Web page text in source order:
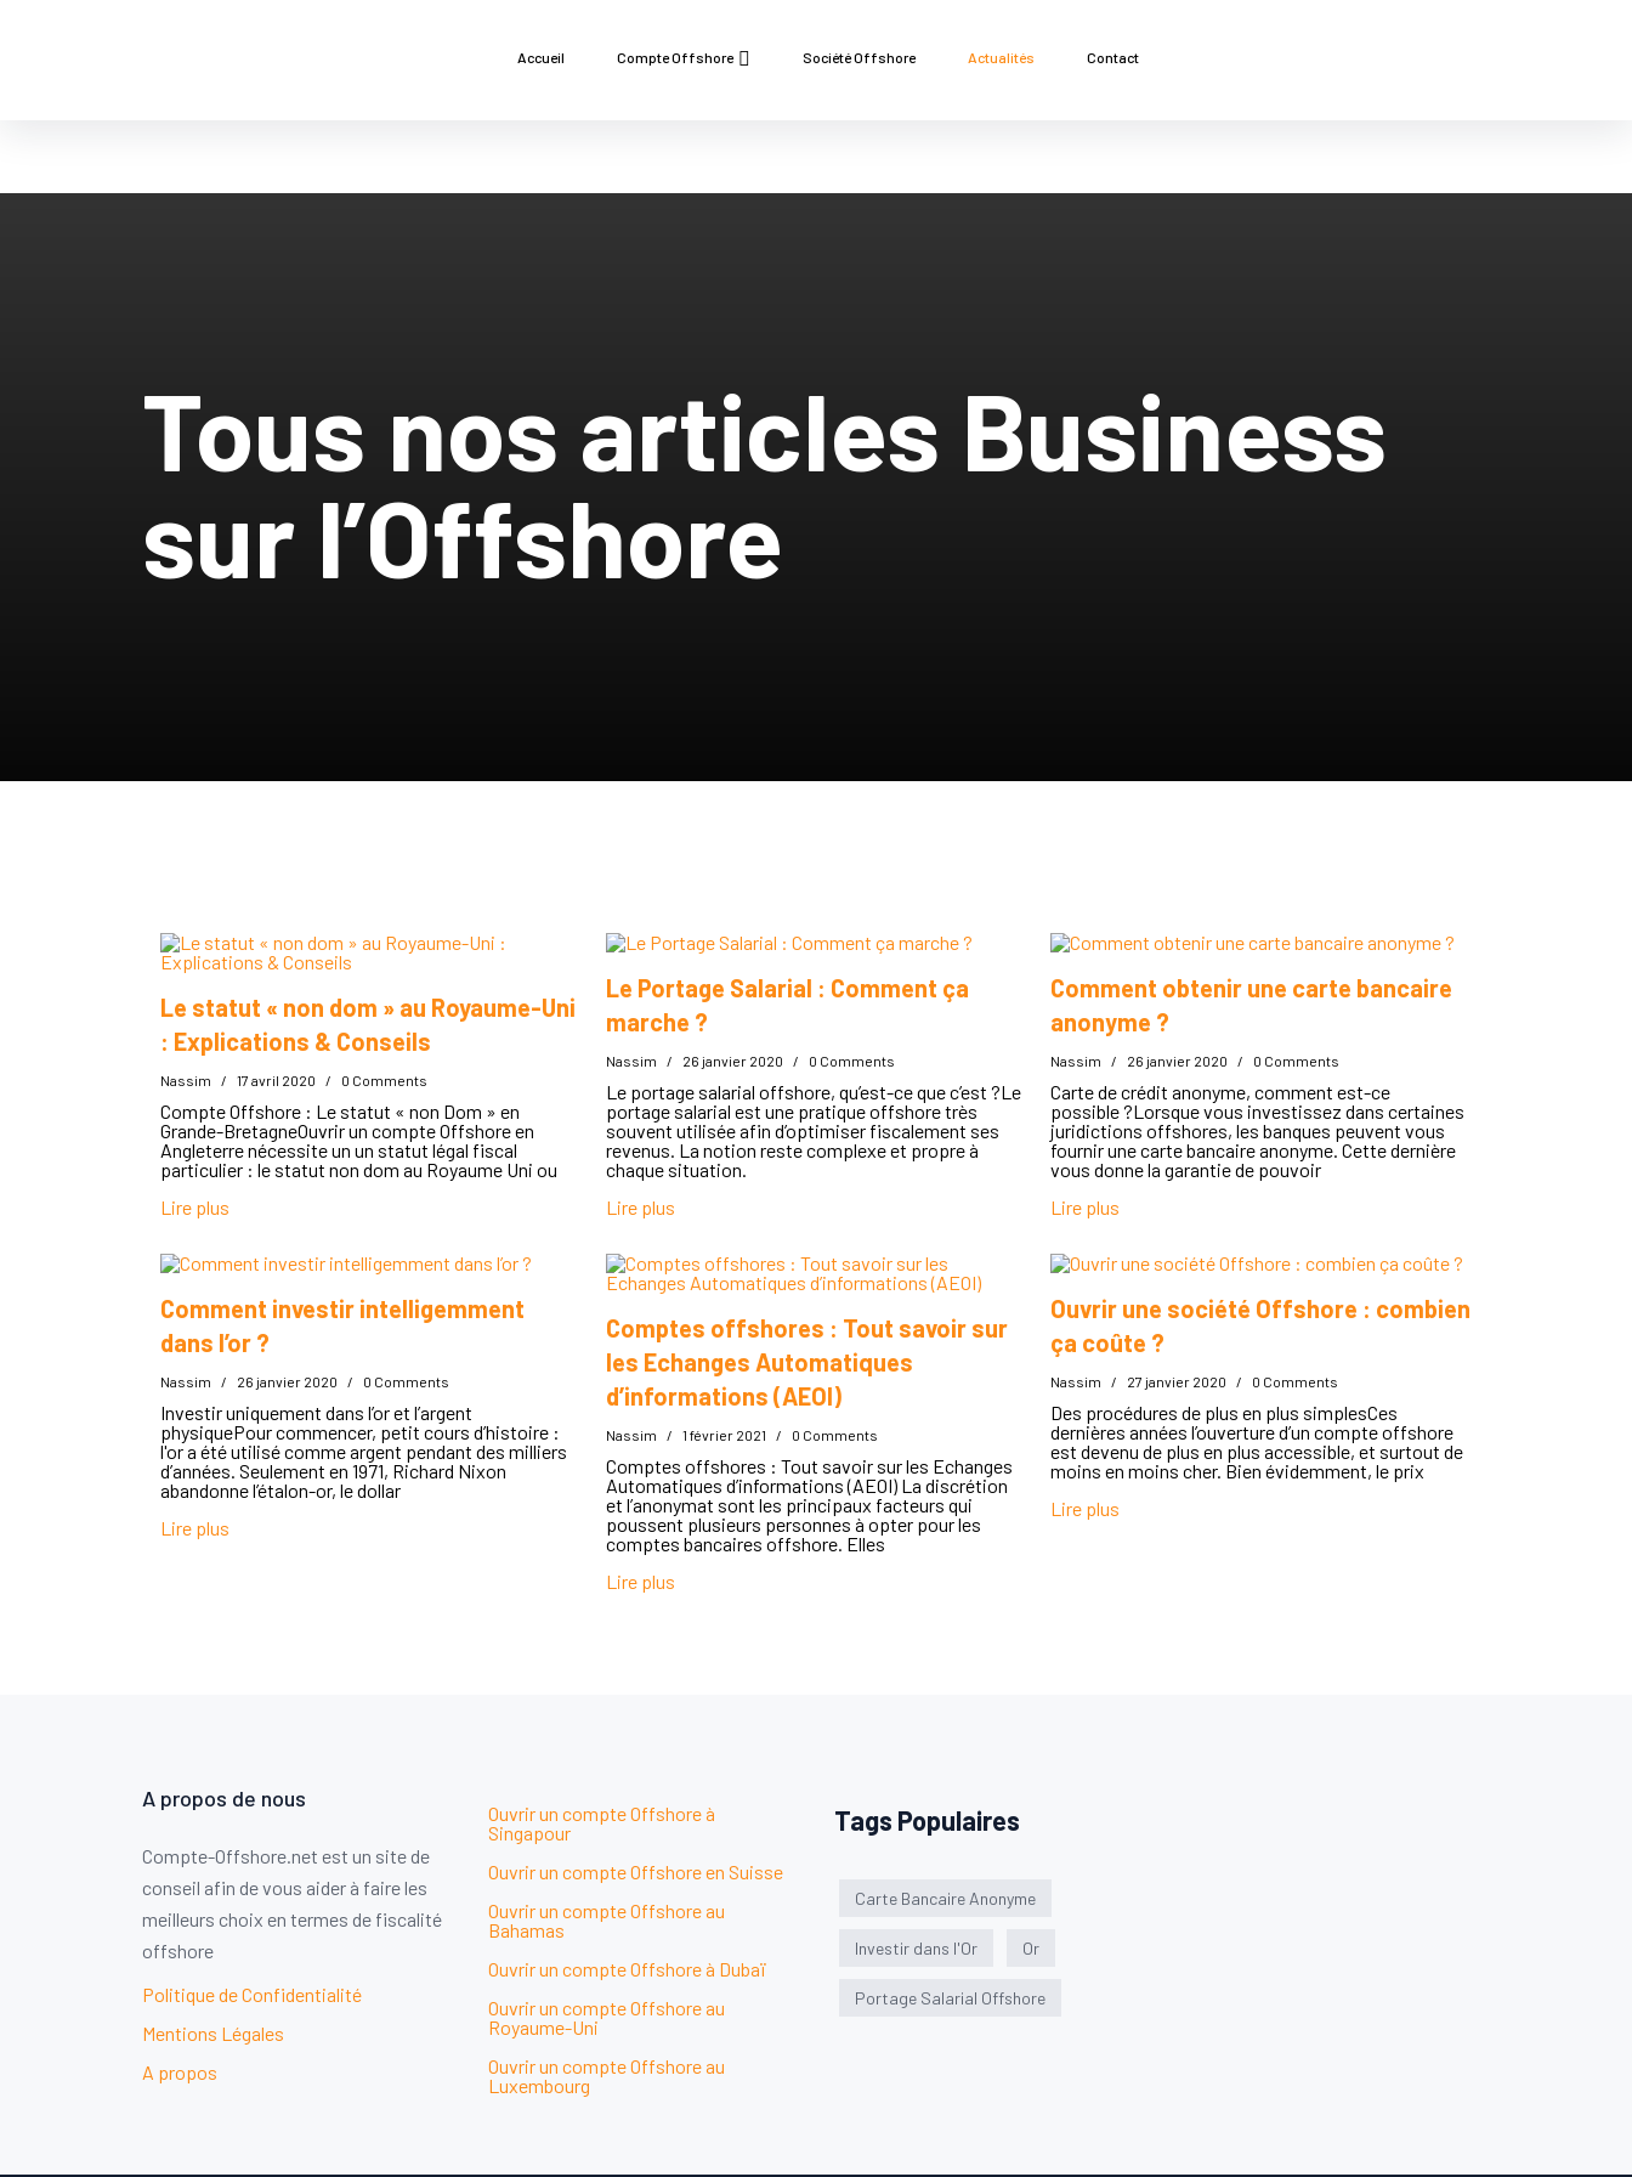
Accueil Compte Offshore Société Offshore Actualités Contact
Tous nos articles Business
sur l’Offshore
Le statut « non dom » au Royaume-Uni
: Explications & Conseils
Nassim / 17 avril 2020 / 0 Comments
Compte Offshore : Le statut « non Dom » en
Grande-BretagneOuvrir un compte Offshore en
Angleterre nécessite un un statut légal fiscal
particulier : le statut non dom au Royaume Uni ou
Lire plus
Le Portage Salarial : Comment ça
marche ?
Nassim / 26 janvier 2020 / 0 Comments
Le portage salarial offshore, qu’est-ce que c’est ?Le
portage salarial est une pratique offshore très
souvent utilisée afin d’optimiser fiscalement ses
revenus. La notion reste complexe et propre à
chaque situation.
Lire plus
Comment obtenir une carte bancaire
anonyme ?
Nassim / 26 janvier 2020 / 0 Comments
Carte de crédit anonyme, comment est-ce
possible ?Lorsque vous investissez dans certaines
juridictions offshores, les banques peuvent vous
fournir une carte bancaire anonyme. Cette dernière
vous donne la garantie de pouvoir
Lire plus
Comment investir intelligemment
dans l’or ?
Nassim / 26 janvier 2020 / 0 Comments
Investir uniquement dans l’or et l’argent
physiquePour commencer, petit cours d’histoire :
l'or a été utilisé comme argent pendant des milliers
d’années. Seulement en 1971, Richard Nixon
abandonne l’étalon-or, le dollar
Lire plus
Comptes offshores : Tout savoir sur
les Echanges Automatiques
d’informations (AEOI)
Nassim / 1 février 2021 / 0 Comments
Comptes offshores : Tout savoir sur les Echanges
Automatiques d’informations (AEOI) La discrétion
et l’anonymat sont les principaux facteurs qui
poussent plusieurs personnes à opter pour les
comptes bancaires offshore. Elles
Lire plus
Ouvrir une société Offshore : combien
ça coûte ?
Nassim / 27 janvier 2020 / 0 Comments
Des procédures de plus en plus simplesCes
dernières années l’ouverture d’un compte offshore
est devenu de plus en plus accessible, et surtout de
moins en moins cher. Bien évidemment, le prix
Lire plus
A propos de nous
Compte-Offshore.net est un site de
conseil afin de vous aider à faire les
meilleurs choix en termes de fiscalité
offshore
Politique de Confidentialité
Mentions Légales
A propos
Ouvrir un compte Offshore à
Singapour
Ouvrir un compte Offshore en Suisse
Ouvrir un compte Offshore au
Bahamas
Ouvrir un compte Offshore à Dubaï
Ouvrir un compte Offshore au
Royaume-Uni
Ouvrir un compte Offshore au
Luxembourg
Tags Populaires
Carte Bancaire Anonyme
Investir dans l'Or Or
Portage Salarial Offshore